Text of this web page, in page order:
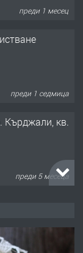
преди 1 месец
преди 1 седмица
Кърджали, кв.
преди 5 месеца